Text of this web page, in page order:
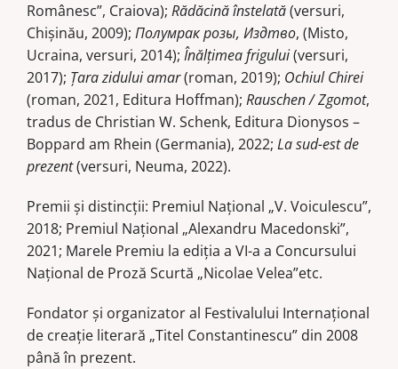
Românesc”, Craiova); Rădăcină înstelată(versuri,
Chişinău, 2009); Полумрак розы, Издтво, (Misto,
Ucraina, versuri, 2014); Înălţimea frigului(versuri,
2017); Ţara zidului amar(roman, 2019); Ochiul Chirei
(roman, 2021, Editura Hoffman); Rauschen / Zgomot,
tradus de Christian W. Schenk, Editura Dionysos –
Boppard am Rhein (Germania), 2022; La sud-est de
prezent(versuri, Neuma, 2022).
Premii şi distincţii: Premiul Naţional „V. Voiculescu”,
2018; Premiul Naţional „Alexandru Macedonski”,
2021; Marele Premiu la ediţia a VI-a a Concursului
Naţional de Proză Scurtă „Nicolae Velea”etc.
Fondator şi organizator al Festivalului Internaţional
de creaţie literară „Titel Constantinescu” din 2008
până în prezent.